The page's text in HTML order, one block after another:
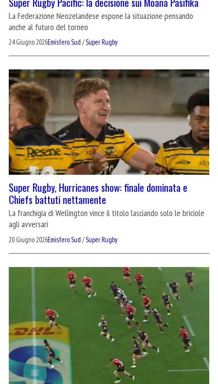
La Federazione Neozelandese espone la situazione pensando
anche al futuro del torneo
24 Giugno 2026Emisfero Sud /Super Rugby
Super Rugby, Hurricanes show: finale dominata e
Chiefs battuti nettamente
La franchigia di Wellington vince il titolo lasciando solo le briciole
agli avversari
20 Giugno 2026Emisfero Sud /Super Rugby